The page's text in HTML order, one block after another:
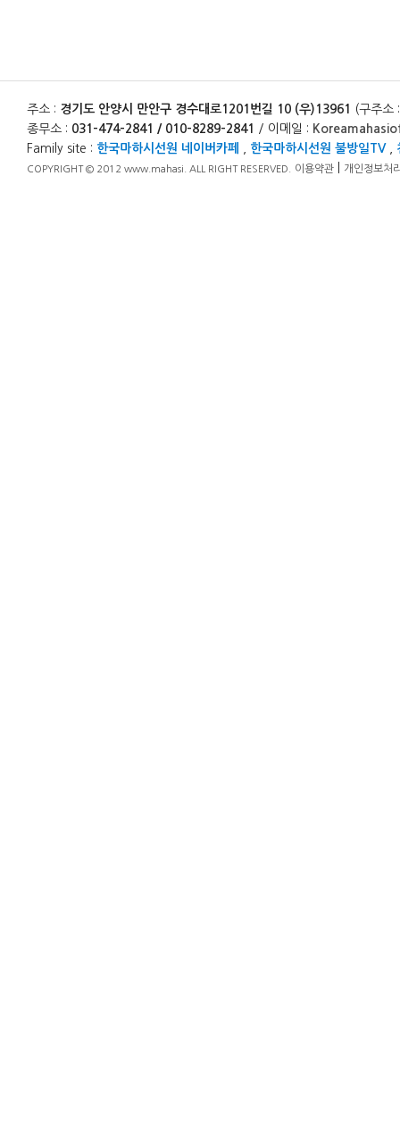
주소 : 경기도 안양시 만안구 경수대로1201번길 10 (우)13961
(구주소
종무소 : 031-474-2841 / 010-8289-2841 / 이메일 :
Family site : 한국마하시선원 네이버카페 한국마하시선원 불방일TV
COPYRIGHT © 2012 www.mahasi. ALL RIGHT RESERVED. 이용약관 개인정보처